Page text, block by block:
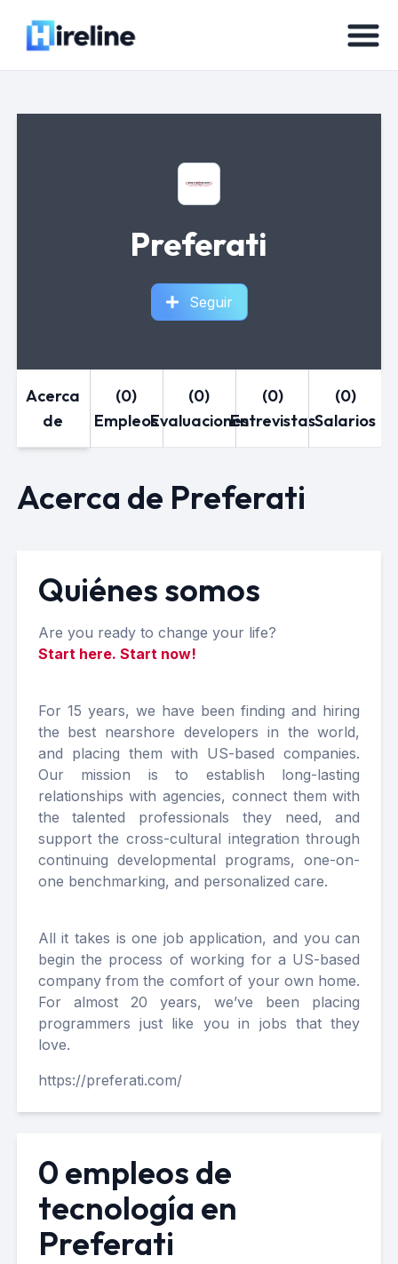
Preferati
Seguir
Acerca
de
(0)
Empleos
(0)
Evaluaciones
(0)
Entrevistas
(0)
Salarios
Acerca de Preferati
Quiénes somos
Are you ready to change your life?
Start here. Start now!
For 15 years, we have been finding and hiring
the best nearshore developers in the world,
and placing them with US-based companies.
Our mission is to establish long-lasting
relationships with agencies, connect them with
the talented professionals they need, and
support the cross-cultural integration through
continuing developmental programs, one-on-
one benchmarking, and personalized care.
All it takes is one job application, and you can
begin the process of working for a US-based
company from the comfort of your own home.
For almost 20 years, we’ve been placing
programmers just like you in jobs that they
love.
https://preferati.com/
0 empleos de
tecnología en
Preferati